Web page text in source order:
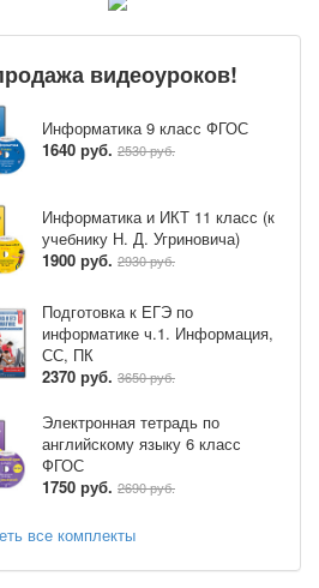
видеоуроков!
Информатика 9 класс ФГОС
1640 руб. 2530 руб.
Информатика и ИКТ 11 класс (к
учебнику Н. Д. Угриновича)
1900 руб. 2930 руб.
Подготовка к ЕГЭ по
информатике ч.1. Информация,
СС, ПК
2370 руб. 3650 руб.
Электронная тетрадь по
английскому языку 6 класс
ФГОС
1750 руб. 2690 руб.
все комплекты